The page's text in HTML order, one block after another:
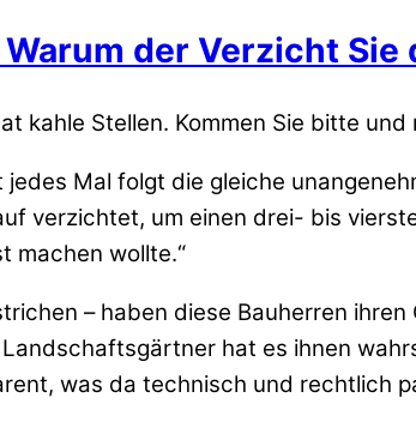
der Verzicht
kahle Stellen. Kommen Sie bitte
Mal folgt die gleiche
verzichtet, um einen drei- bis
machen wollte.“
– haben diese Bauherren
hat es ihnen
was da technisch und rechtlich